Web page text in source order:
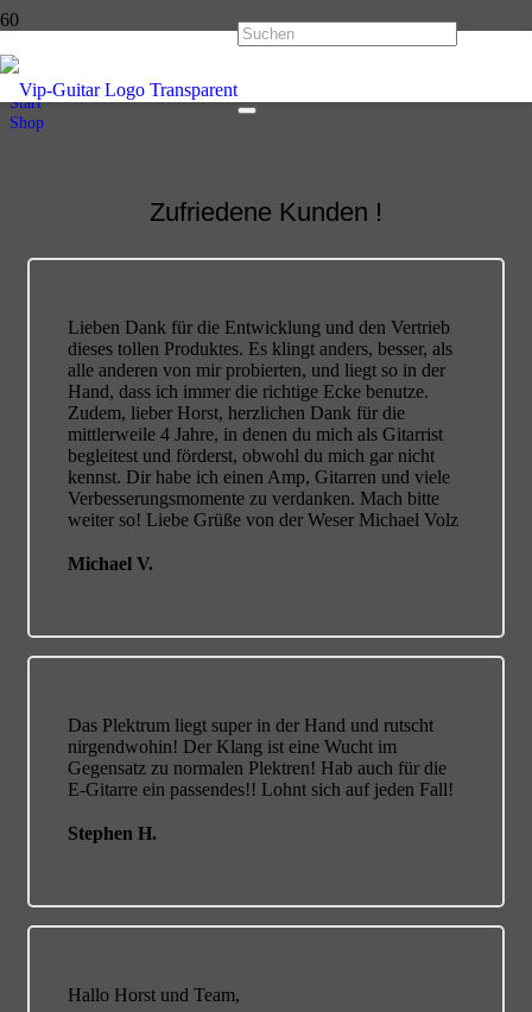
Shop
Start
Shop
Zufriedene Kunden !
Lieben Dank für die Entwicklung und den Vertrieb
dieses tollen Produktes. Es klingt anders, besser, als
alle anderen von mir probierten, und liegt so in der
Hand, dass ich immer die richtige Ecke benutze.
Zudem, lieber Horst, herzlichen Dank für die
mittlerweile 4 Jahre, in denen du mich als Gitarrist
begleitest und förderst, obwohl du mich gar nicht
kennst. Dir habe ich einen Amp, Gitarren und viele
Verbesserungsmomente zu verdanken. Mach bitte
weiter so! Liebe Grüße von der Weser Michael Volz
Michael V.
Das Plektrum liegt super in der Hand und rutscht
nirgendwohin! Der Klang ist eine Wucht im
Gegensatz zu normalen Plektren! Hab auch für die
E-Gitarre ein passendes!! Lohnt sich auf jeden Fall!
Stephen H.
Hallo Horst und Team,